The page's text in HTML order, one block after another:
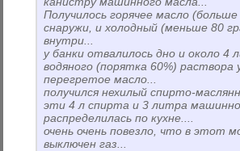
Получилось горячее масло (больше
снаружи, и холодный (меньше 80
внутри...
у банки отвалилось дно и около 4
водяного (порятка 60%) раствора
перегретое масло...
получился нехилый спирто-
эти 4 л спирта и 3 литра
распределилась по кухне....
очень очень повезло, что в этот
выключен газ...